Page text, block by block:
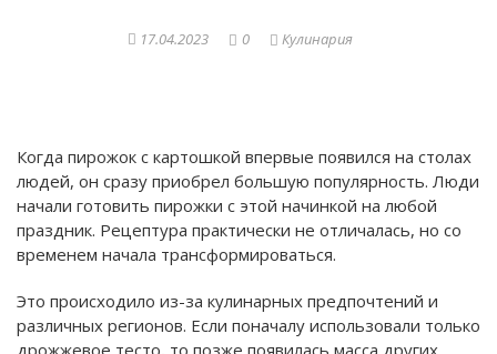
17.04.2023 0 Кулинария
Когда пирожок с картошкой впервые появился на столах
людей, он сразу приобрел большую популярность. Люди
начали готовить пирожки с этой начинкой на любой
праздник. Рецептура практически не отличалась, но со
временем начала трансформироваться.
Это происходило из-за кулинарных предпочтений и
различных регионов. Если поначалу использовали только
дрожжевое тесто, то позже появилась масса других